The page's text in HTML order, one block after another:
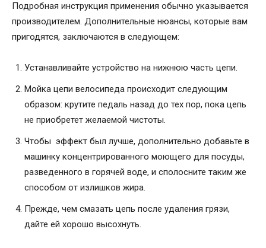
Подробная инструкция применения обычно указывается
производителем. Дополнительные нюансы, которые вам
пригодятся, заключаются в следующем:
Устанавливайте устройство на нижнюю часть цепи.
Мойка цепи велосипеда происходит следующим
образом: крутите педаль назад до тех пор, пока цепь
не приобретет желаемой чистоты.
Чтобы эффект был лучше, дополнительно добавьте в
машинку концентрированного моющего для посуды,
разведенного в горячей воде, и сполосните таким же
способом от излишков жира.
Прежде, чем смазать цепь после удаления грязи,
дайте ей хорошо высохнуть.